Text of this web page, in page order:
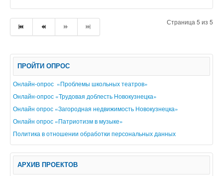
Страница 5 из 5
ПРОЙТИ ОПРОС
Онлайн-опрос «Проблемы школьных театров»
Онлайн-опрос «Трудовая доблесть Новокузнецка»
Онлайн опрос «Загородная недвижимость Новокузнецка»
Онлайн опрос «Патриотизм в музыке»
Политика в отношении обработки персональных данных
АРХИВ ПРОЕКТОВ